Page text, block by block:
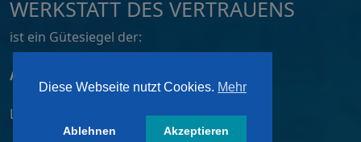
WERKSTATT DES VERTRAUENS
ist ein Gütesiegel der:
ATZ AG, Dortmund
Lizensiert von:
Diese Webseite nutzt Cookies. Mehr
Ablehnen Akzeptieren